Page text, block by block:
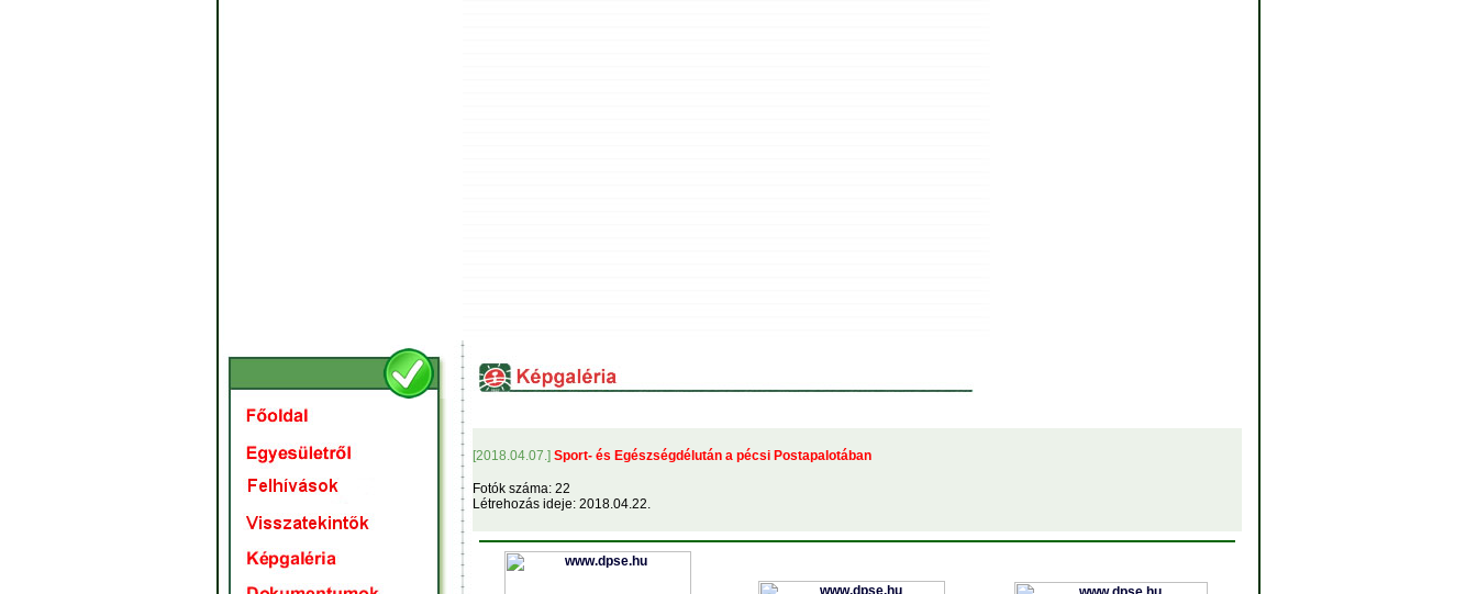
[2018.04.07.] Sport- és Egészségdélután a pécsi Postapalotában
Fotók száma: 22
Létrehozás ideje: 2018.04.22.